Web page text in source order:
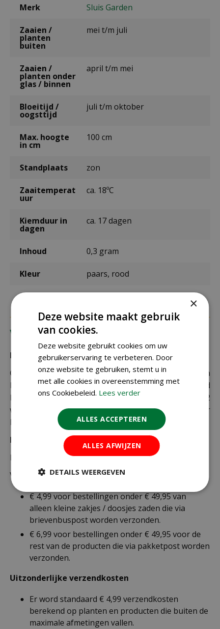
Merk Sluis Garden
Zaaien /
planten
buiten
mei t/m juli
Zaaien /
planten onder
glas / binnen
april t/m mei
Bloeitijd /
oogsttijd
juli t/m oktober
Max. hoogte
in cm
100 cm
Standplaats zon
Zaaitemperat
uur
ca. 18ºC
Kiemduur in
dagen
ca. 17 dagen
Inhoud 0,3 gram
Kleur paars, rood
Verzending
Bezorging:
Om uw bestelling goed en veilig bij u thuis te laten
bezorgen maken wij gebruik van PostNL. De levertijd
bedraagt doorgaans tussen de 1 en 2
werkdagen. Deze bezorgtijd geldt zowel voor
Nederland als België.
Bezorgkosten Nederland:
Bestellingen van € 49,95 of meer verzenden wij gratis.
Voor een bestelling onder € 49,95 zijn er 2 tarieven:
€ 4,99 voor bestellingen onder € 49,95 van
alleen kleine zakjes / doosjes zaden die via
brievenbuspost worden verzonden.
€ 6,99 voor bestellingen onder € 49,95 voor de
rest van de producten die via pakketpost worden
verzonden.
Uitzonderlijke verzendkosten
Er word standaard € 4,99 verzendkosten
berekend op planten en producten die buiten de
maximale afmetingen vallen.
×
Deze website maakt gebruik
van cookies.
Deze website gebruikt cookies om uw
gebruikerservaring te verbeteren. Door
onze website te gebruiken, stemt u in
met alle cookies in overeenstemming met
ons Cookiebeleid. Lees verder
ALLES ACCEPTEREN
ALLES AFWIJZEN
DETAILS WEERGEVEN